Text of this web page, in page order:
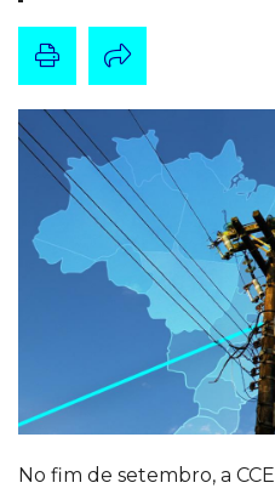
No fim de setembro, a